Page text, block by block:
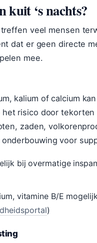
‘s nachts?
veel mensen
dat er geen directe
mee.
kalium of calcium
risico door tekorten
zaden,
voor
bij overmatige
vitamine B/E
)